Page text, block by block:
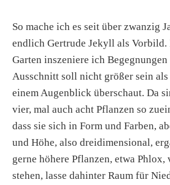
So mache ich es seit über zwanzig
endlich Gertrude Jekyll als Vorbild.
Garten inszeniere ich
Ausschnitt soll nicht größer sein als
einem Augenblick überschaut. Da
vier, mal auch acht Pflanzen so
dass sie sich in Form und Farben,
und Höhe, also dreidimensional,
gerne höhere Pflanzen, etwa Phlox,
stehen, lasse dahinter Raum für